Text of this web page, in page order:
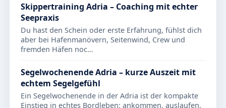
Skippertraining Adria – Coaching mit echter
Seepraxis
Du hast den Schein oder erste Erfahrung, fühlst dich
aber bei Hafenmanövern, Seitenwind, Crew und
fremden Häfen noc…
Segelwochenende Adria – kurze Auszeit mit
echtem Segelgefühl
Ein Segelwochenende in der Adria ist der kompakte
Einstieg in echtes Bordleben: ankommen, auslaufen,